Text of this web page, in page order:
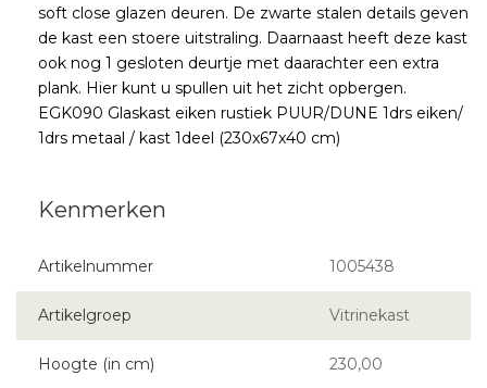
soft close glazen deuren. De zwarte stalen details geven
de kast een stoere uitstraling. Daarnaast heeft deze kast
ook nog 1 gesloten deurtje met daarachter een extra
plank. Hier kunt u spullen uit het zicht opbergen.
EGK090 Glaskast eiken rustiek PUUR/DUNE 1drs eiken/
1drs metaal / kast 1deel (230x67x40 cm)
Artikelnummer 1005438
Artikelgroep Vitrinekast
Hoogte (in cm) 230,00